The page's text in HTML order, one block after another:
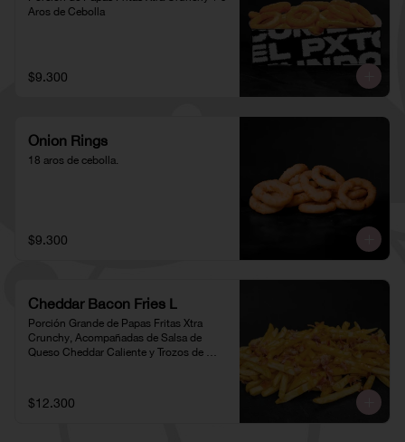
Aros de Cebolla
$9.300
Onion Rings
18 aros de cebolla.
$9.300
Cheddar Bacon Fries L
Porción Grande de Papas Fritas Xtra
Crunchy, Acompañadas de Salsa de
Queso Cheddar Caliente y Trozos de
$12.300